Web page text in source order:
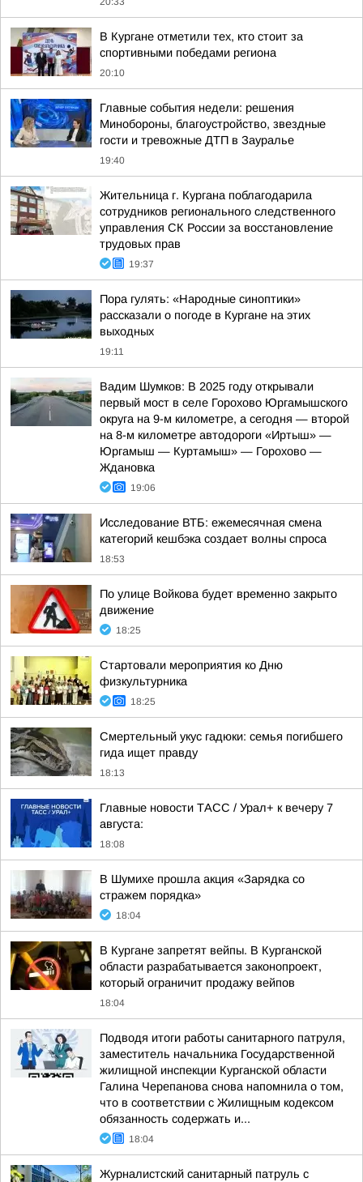
В Кургане отметили тех, кто стоит за
спортивными победами региона
20:10
Главные события недели: решения
Минобороны, благоустройство, звездные
гости и тревожные ДТП в Зауралье
19:40
Жительница г. Кургана поблагодарила
сотрудников регионального следственного
управления СК России за восстановление
трудовых прав
19:37
Пора гулять: «Народные синоптики»
рассказали о погоде в Кургане на этих
выходных
19:11
Вадим Шумков: В 2025 году открывали
первый мост в селе Горохово Юргамышского
округа на 9-м километре, а сегодня — второй
на 8-м километре автодороги «Иртыш» —
Юргамыш — Куртамыш» — Горохово —
Ждановка
19:06
Исследование ВТБ: ежемесячная смена
категорий кешбэка создает волны спроса
18:53
По улице Войкова будет временно закрыто
движение
18:25
Стартовали мероприятия ко Дню
физкультурника
18:25
Смертельный укус гадюки: семья погибшего
гида ищет правду
18:13
Главные новости ТАСС / Урал+ к вечеру 7
августа:
18:08
В Шумихе прошла акция «Зарядка со
стражем порядка»
18:04
В Кургане запретят вейпы. В Курганской
области разрабатывается законопроект,
который ограничит продажу вейпов
18:04
Подводя итоги работы санитарного патруля,
заместитель начальника Государственной
жилищной инспекции Курганской области
Галина Черепанова снова напомнила о том,
что в соответствии с Жилищным кодексом
обязанность содержать и...
18:04
Журналистский санитарный патруль с